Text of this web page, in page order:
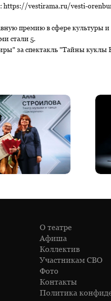
vestirama.ru/vesti-
премию в сфере культуры
стали 5.
за спектакль "Тайны куклы
О театре
Афиша
Коллектив
Участникам СВО
Фото
Контакты
Политика